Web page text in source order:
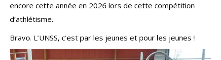
encore cette année en 2026 lors de cette compétition
d’athlétisme.
Bravo. L’UNSS, c’est par les jeunes et pour les jeunes !